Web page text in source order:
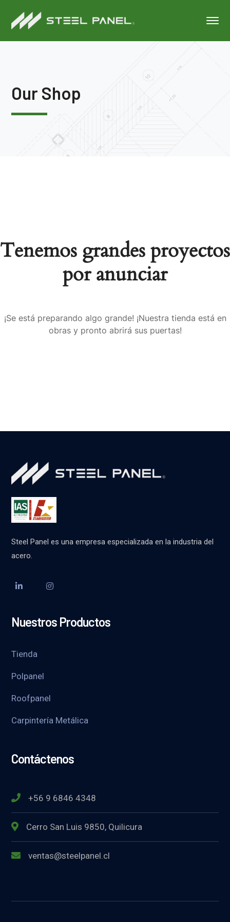
Our Shop
Tenemos grandes proyectos
por anunciar
¡Se está preparando algo grande! ¡Nuestra tienda está en
obras y pronto abrirá sus puertas!
Steel Panel es una empresa especializada en la industria del
acero.
Nuestros Productos
Tienda
Polpanel
Roofpanel
Carpintería Metálica
Contáctenos
+56 9 6846 4348
Cerro San Luis 9850, Quilicura
ventas@steelpanel.cl